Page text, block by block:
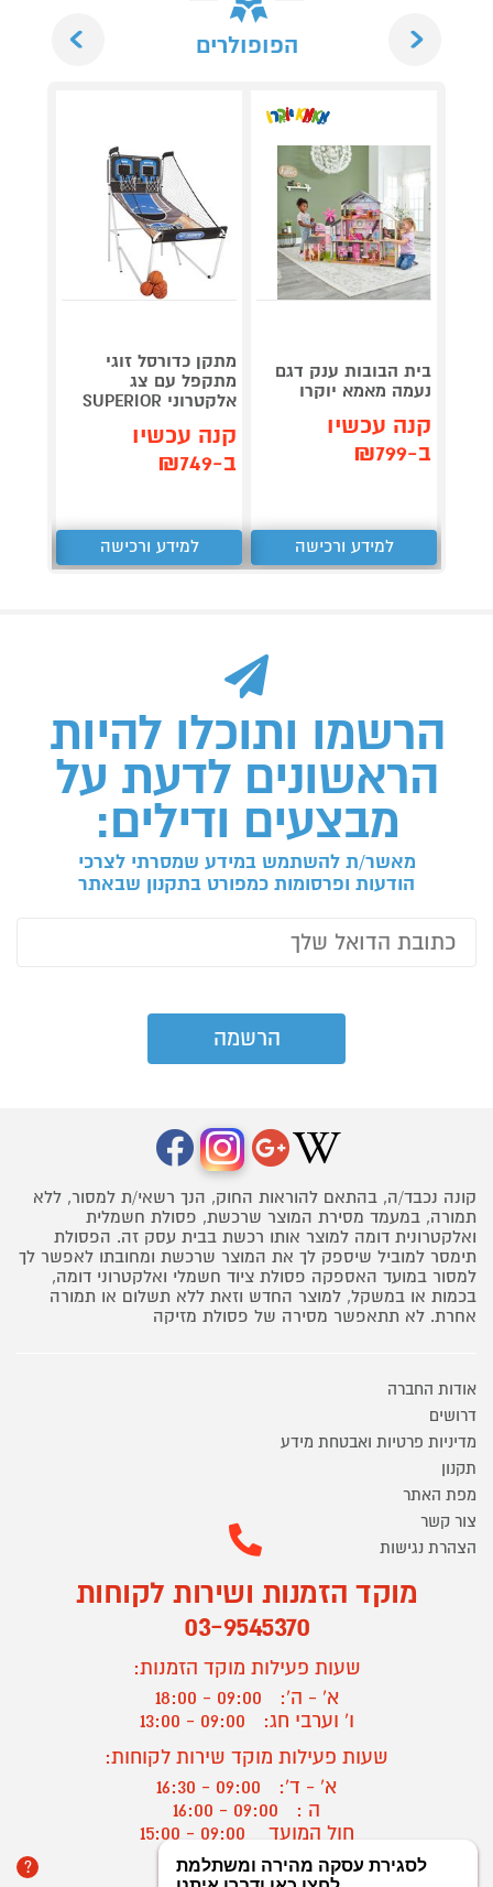
הפופולרים
בית הבובות ענק דגם
נעמה מאמא יוקרו
קנה עכשיו
ב-₪799
למידע ורכישה
מתקן כדורסל זוגי
מתקפל עם צג
אלקטרוני SUPERIOR
קנה עכשיו
ב-₪749
למידע ורכישה
הרשמו ותוכלו להיות
הראשונים לדעת על
מבצעים ודילים:
מאשר/ת להשתמש במידע שמסרתי לצרכי
הודעות ופרסומות כמפורט בתקנון שבאתר
קונה נכבד/ה, בהתאם להוראות החוק, הנך רשאי/ת למסור, ללא
תמורה, במעמד מסירת המוצר שרכשת, פסולת חשמלית
ואלקטרונית דומה למוצר אותו רכשת בבית עסק זה. הפסולת
תימסר למוביל שיספק לך את המוצר שרכשת ומחובתו לאפשר לך
למסור במועד האספקה פסולת ציוד חשמלי ואלקטרוני דומה,
בכמות או במשקל, למוצר החדש וזאת ללא תשלום או תמורה
אחרת. לא תתאפשר מסירה של פסולת מזיקה
אודות החברה
דרושים
מדיניות פרטיות ואבטחת מידע
תקנון
מפת האתר
צור קשר
הצהרת נגישות
מוקד הזמנות ושירות לקוחות
03-9545370
שעות פעילות מוקד הזמנות:
א' - ה':
09:00 - 18:00
ו' וערבי חג:
09:00 - 13:00
שעות פעילות מוקד שירות לקוחות:
א' - ד':
09:00 - 16:30
ה :
09:00 - 16:00
חול המועד
? יצירת קשר/ביטול הזמנה